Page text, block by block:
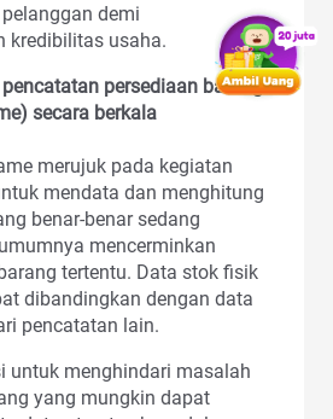
demi
kredibilitas usaha.
persediaan barang
secara berkala
merujuk pada kegiatan
mendata dan menghitung
benar-benar sedang
mencerminkan
tertentu. Data stok fisik
dibandingkan dengan data
pencatatan lain.
untuk menghindari masalah
yang mungkin dapat